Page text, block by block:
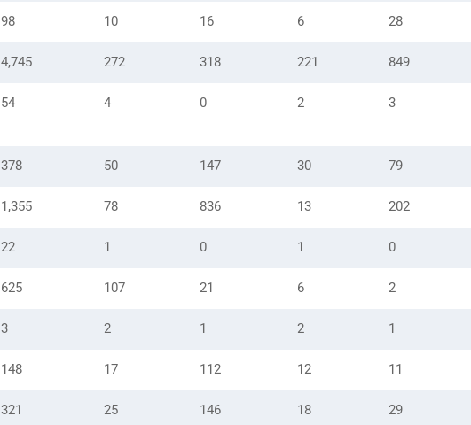
98 10 16 6 28
4,745 272 318 221 849
54 4 0 2 3
378 50 147 30 79
1,355 78 836 13 202
22 1 0 1 0
625 107 21 6 2
3 2 1 2 1
148 17 112 12 11
321 25 146 18 29